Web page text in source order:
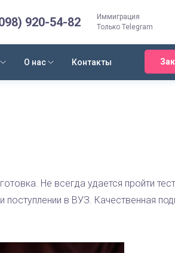
920-54-82
Иммиграция
Только Telegram
О нас Контакты
Не всегда удается пройти
в ВУЗ. Качественная